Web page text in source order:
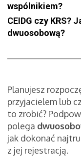
wspólnikiem?
CEIDG czy KRS?
dwuosobową?
Planujesz
przyjacielem lub
to zrobić?
polega
jak dokonać
z jej rejestracją.